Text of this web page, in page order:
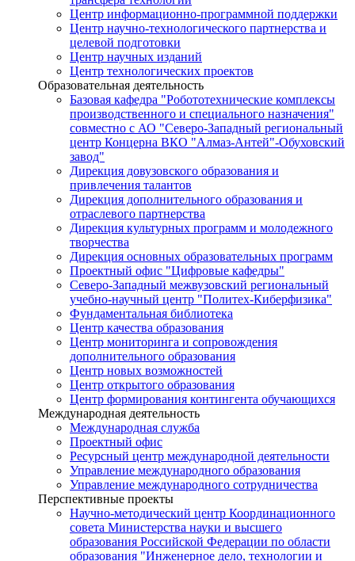
Центр информационно-программной поддержки
Центр научно-технологического партнерства и
целевой подготовки
Центр научных изданий
Центр технологических проектов
Образовательная деятельность
Базовая кафедра "Робототехнические комплексы
производственного и специального назначения"
совместно с АО "Северо-Западный региональный
центр Концерна ВКО "Алмаз-Антей"-Обуховский
завод"
Дирекция довузовского образования и
привлечения талантов
Дирекция дополнительного образования и
отраслевого партнерства
Дирекция культурных программ и молодежного
творчества
Дирекция основных образовательных программ
Проектный офис "Цифровые кафедры"
Северо-Западный межвузовский региональный
учебно-научный центр "Политех-Киберфизика"
Фундаментальная библиотека
Центр качества образования
Центр мониторинга и сопровождения
дополнительного образования
Центр новых возможностей
Центр открытого образования
Центр формирования контингента обучающихся
Международная деятельность
Международная служба
Проектный офис
Ресурсный центр международной деятельности
Управление международного образования
Управление международного сотрудничества
Перспективные проекты
Научно-методический центр Координационного
совета Министерства науки и высшего
образования Российской Федерации по области
образования "Инженерное дело, технологии и